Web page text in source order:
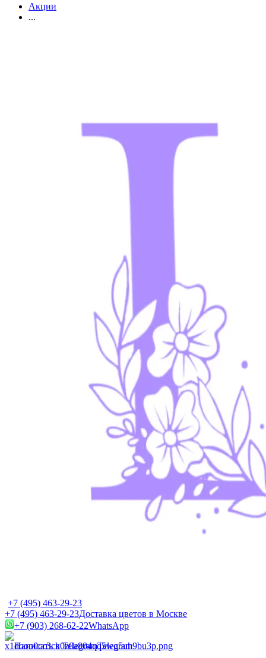
Акции
...
+7 (495) 463-29-23
+7 (495) 463-29-23Доставка цветов в Москве
+7 (903) 268-62-22WhatsApp
Написать в TelegramTelegram